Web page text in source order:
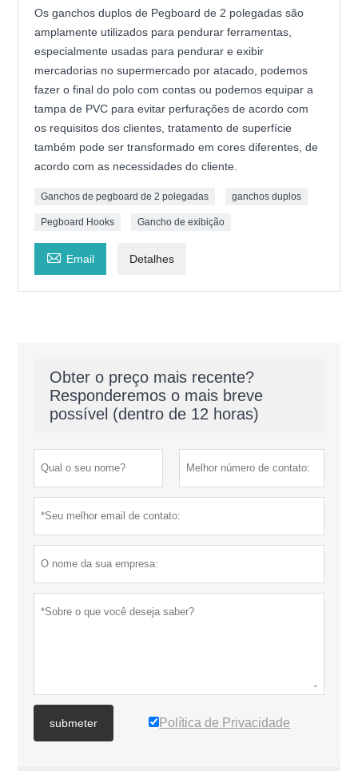
Os ganchos duplos de Pegboard de 2 polegadas são
amplamente utilizados para pendurar ferramentas,
especialmente usadas para pendurar e exibir
mercadorias no supermercado por atacado, podemos
fazer o final do polo com contas ou podemos equipar a
tampa de PVC para evitar perfurações de acordo com
os requisitos dos clientes, tratamento de superfície
também pode ser transformado em cores diferentes, de
acordo com as necessidades do cliente.
Ganchos de pegboard de 2 polegadas ganchos duplos
Pegboard Hooks Gancho de exibição
 Email Detalhes
Obter o preço mais recente?
Responderemos o mais breve
possível (dentro de 12 horas)
submeter Política de Privacidade